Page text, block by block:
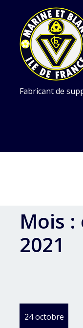
content
Fabricant de
Mois :
2021
24 octobre